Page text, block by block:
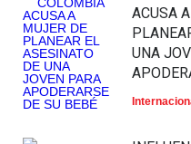
ACUSA
UNA